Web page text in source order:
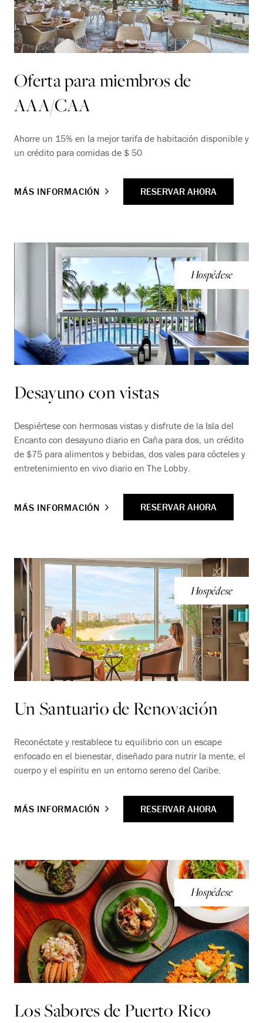
Oferta para miembros de
AAA/CAA
Ahorre un 15% en la mejor tarifa de habitación disponible y
un crédito para comidas de $ 50
MÁS INFORMACIÓN RESERVAR AHORA
Hospédese
Desayuno con vistas
Despiértese con hermosas vistas y disfrute de la Isla del
Encanto con desayuno diario en Caña para dos, un crédito
de $75 para alimentos y bebidas, dos vales para cócteles y
entretenimiento en vivo diario en The Lobby.
MÁS INFORMACIÓN RESERVAR AHORA
Hospédese
Un Santuario de Renovación
Reconéctate y restablece tu equilibrio con un escape
enfocado en el bienestar, diseñado para nutrir la mente, el
cuerpo y el espíritu en un entorno sereno del Caribe.
MÁS INFORMACIÓN RESERVAR AHORA
Hospédese
Los Sabores de Puerto Rico